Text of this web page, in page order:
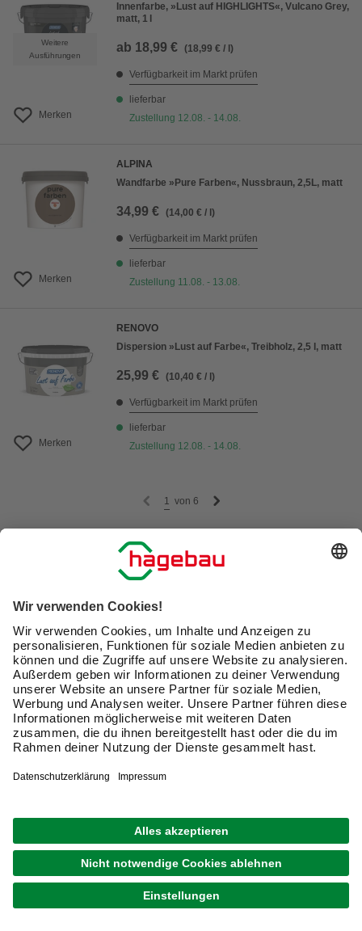
Weitere
Ausführungen
Merken
Innenfarbe, »Lust auf HIGHLIGHTS«, Vulcano Grey,
matt, 1 l
ab 18,99 € (18,99 € / l)
Verfügbarkeit im Markt prüfen
lieferbar
Zustellung 12.08. - 14.08.
Merken
ALPINA
Wandfarbe »Pure Farben«, Nussbraun, 2,5L, matt
34,99 € (14,00 € / l)
Verfügbarkeit im Markt prüfen
lieferbar
Zustellung 11.08. - 13.08.
Merken
RENOVO
Dispersion »Lust auf Farbe«, Treibholz, 2,5 l, matt
25,99 € (10,40 € / l)
Verfügbarkeit im Markt prüfen
lieferbar
Zustellung 12.08. - 14.08.
1 von 6
Farben für Wände – Deine perfekte
Wandgestaltung bei hagebau
Du bist auf der Suche nach den besten Farben für Wände,
um Dein Zuhause neu zu gestalten? Dann bist Du hier
genau richtig! Mit einer großen Auswahl an hochwertigen
Farben für die Wand und kompetenter Beratung sowohl
online als auch in unseren stationären Märkten bieten wir
Dir alles, was Du für Dein Renovierungsprojekt brauchst.
Farben für die Wand – Die besten
Ob Du bunte Wandfarben für lebendige Akzente, oder eher
warme Wandfarbenfür eine gemütliche Atmosphäre suchst
– bei hagebau findest Du eine große Auswahl. Entdecke
schöne Wandfarben für jedes Zimmer, und lass Dich von